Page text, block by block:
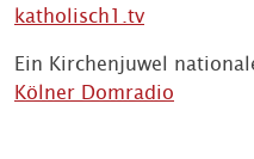
katholisch1.tv
Ein Kirchenjuwel
Kölner Domradio